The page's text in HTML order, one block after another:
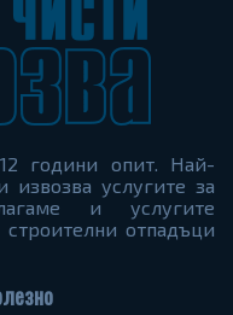
години опит. Най-
услугите за
и услугите
отпадъци